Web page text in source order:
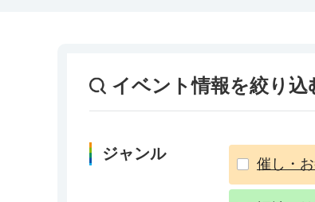
イベント情報を絞り込
ジャンル
催し・